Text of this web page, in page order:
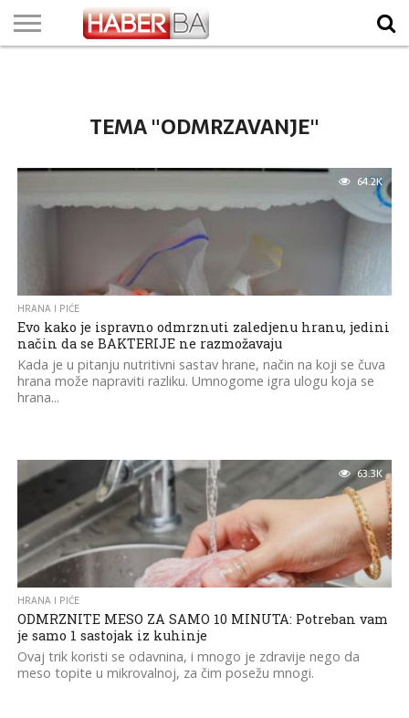
TEMA "ODMRZAVANJE"
64.2K
HRANA I PIĆE
Evo kako je ispravno odmrznuti zaledjenu hranu, jedini
način da se BAKTERIJE ne razmožavaju
Kada je u pitanju nutritivni sastav hrane, način na koji se čuva
hrana može napraviti razliku. Umnogome igra ulogu koja se
hrana...
63.3K
HRANA I PIĆE
ODMRZNITE MESO ZA SAMO 10 MINUTA: Potreban vam
je samo 1 sastojak iz kuhinje
Ovaj trik koristi se odavnina, i mnogo je zdravije nego da
meso topite u mikrovalnoj, za čim posežu mnogi.